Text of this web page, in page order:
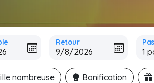
Retour
nombreuse Bonification